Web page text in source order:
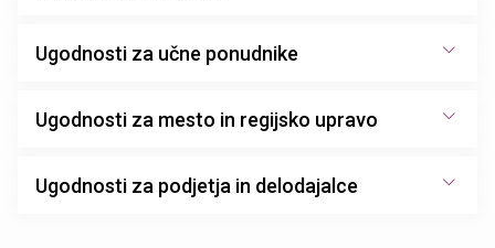
Ugodnosti za učne ponudnike
Ugodnosti za mesto in regijsko upravo
Ugodnosti za podjetja in delodajalce